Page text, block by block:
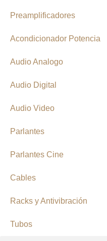
Preamplificadores
Acondicionador Potencia
Audio Analogo
Audio Digital
Audio Video
Parlantes
Parlantes Cine
Cables
Racks y Antivibración
Tubos